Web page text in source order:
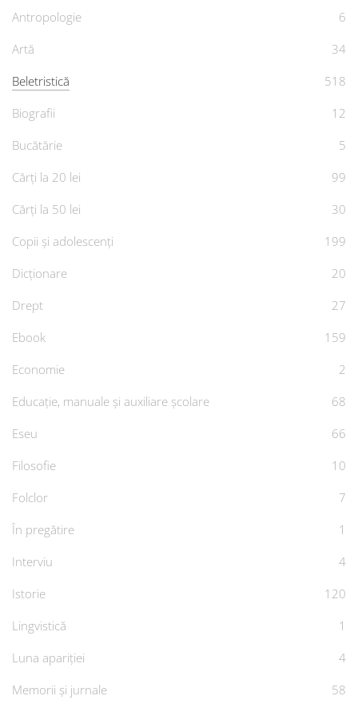
Antropologie
6
Artă
34
Beletristică
518
Biografii
12
Bucătărie
5
Cărți la 20 lei
99
Cărți la 50 lei
30
Copii și adolescenți
199
Dicționare
20
Drept
27
Ebook
159
Economie
2
Educație, manuale și auxiliare școlare
68
Eseu
66
Filosofie
10
Folclor
7
În pregătire
1
Interviu
4
Istorie
120
Lingvistică
1
Luna apariției
4
Memorii și jurnale
58